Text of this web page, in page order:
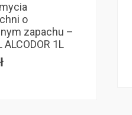
o
zapachu –
ALCODOR 1L